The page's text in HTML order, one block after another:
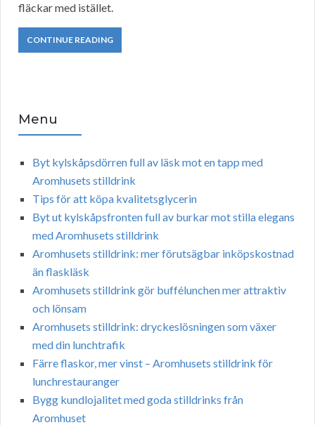
fläckar med istället.
CONTINUE READING
Menu
Byt kylskåpsdörren full av läsk mot en tapp med
Aromhusets stilldrink
Tips för att köpa kvalitetsglycerin
Byt ut kylskåpsfronten full av burkar mot stilla elegans
med Aromhusets stilldrink
Aromhusets stilldrink: mer förutsägbar inköpskostnad
än flaskläsk
Aromhusets stilldrink gör buffélunchen mer attraktiv
och lönsam
Aromhusets stilldrink: dryckeslösningen som växer
med din lunchtrafik
Färre flaskor, mer vinst – Aromhusets stilldrink för
lunchrestauranger
Bygg kundlojalitet med goda stilldrinks från
Aromhuset